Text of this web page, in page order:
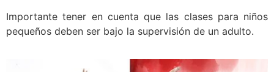
Importante tener en cuenta que las clases para niños
pequeños deben ser bajo la supervisión de un adulto.